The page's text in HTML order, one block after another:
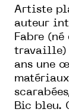
Artiste
auteur
Fabre
travaille)
ans une
Bic bleu.